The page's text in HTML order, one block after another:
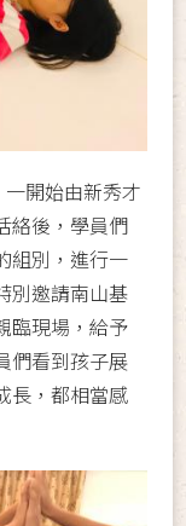
開始由新秀才
絡後，學員們
組別，進行一
別邀請南山基
臨現場，給予
們看到孩子展
長，都相當感